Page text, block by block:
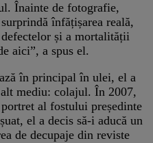
Înainte de fotografie,
înfățișarea reală,
și a mortalității
aici”, a spus el.
în principal în ulei, el a
mediu: colajul. În 2007,
al fostului președinte
el a decis să-i aducă un
de decupaje din reviste